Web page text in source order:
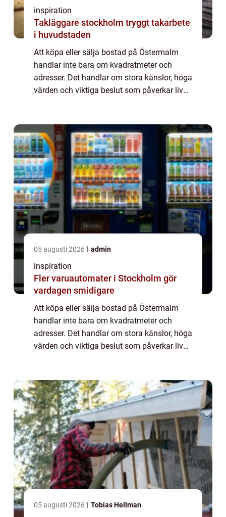
inspiration
Takläggare stockholm tryggt takarbete
i huvudstaden
Att köpa eller sälja bostad på Östermalm
handlar inte bara om kvadratmeter och
adresser. Det handlar om stora känslor, höga
värden och viktiga beslut som påverkar livet
05 augusti 2026 admin
inspiration
Fler varuautomater i Stockholm gör
vardagen smidigare
Att köpa eller sälja bostad på Östermalm
handlar inte bara om kvadratmeter och
adresser. Det handlar om stora känslor, höga
värden och viktiga beslut som påverkar livet
05 augusti 2026 Tobias Hellman